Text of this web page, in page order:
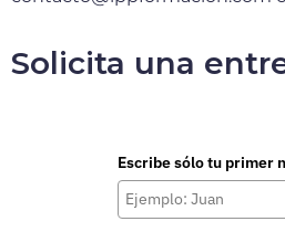
Solicita una
Escribe sólo tu primer